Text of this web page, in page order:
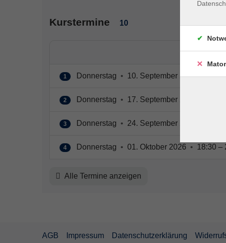
Kurstermine 10
1 Donnerstag • 10. September 2026 •
2 Donnerstag • 17. September 2026
3 Donnerstag • 24. September 2026
4 Donnerstag • 01. Oktober 2026 • 18:30 –
Alle Termine anzeigen
AGB Impressum Datenschutzerklärung